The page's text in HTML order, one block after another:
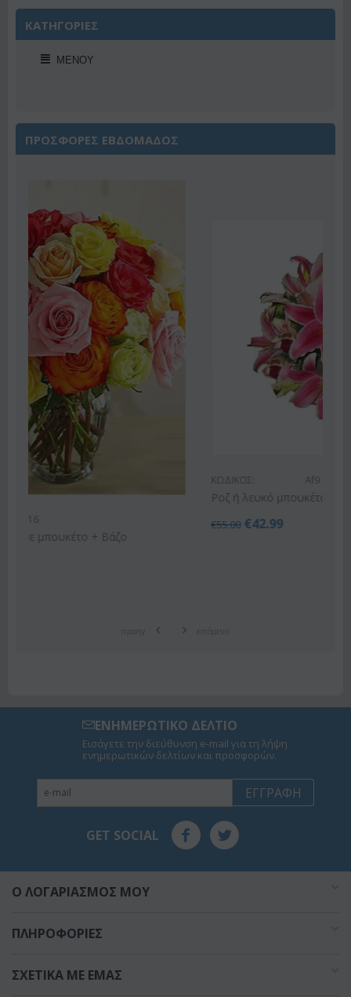
ΚΑΤΗΓΟΡΙΕΣ
ΜΕΝΟΎ
ΠΡΟΣΦΟΡΕΣ ΕΒΔΟΜΑΔΟΣ
ΚΩΔΙΚΟΣ:
Ροζ ή λευκό μπουκέτο με οριένταλ λίλιουμ
ΕΝΗΜΕΡΩΤΙΚΟ ΔΕΛΤΙΟ
Εισάγετε την διεύθυνση e-mail για τη λήψη
ενημερωτικών δελτίων και προσφορών.
ΕΓΓΡΑΦΉ
GET SOCIAL
O ΛΟΓΑΡΙΑΣΜΌΣ ΜΟΥ
ΠΛΗΡΟΦΟΡΊΕΣ
ΣΧΕΤΙΚΆ ΜΕ ΕΜΆΣ